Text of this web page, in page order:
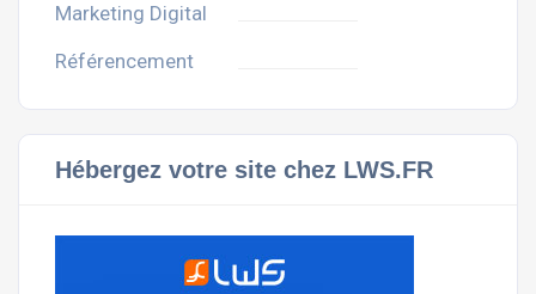
Marketing Digital
Référencement
Hébergez votre site chez LWS.FR